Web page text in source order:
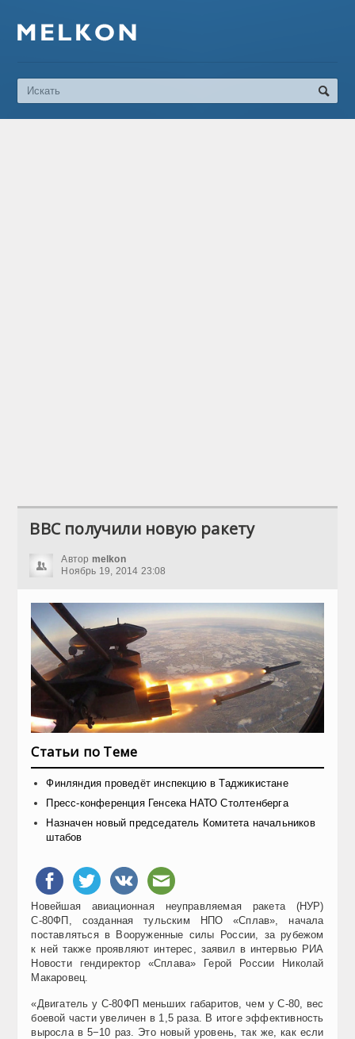
ВВС получили новую ракету
Автор melkon
Ноябрь 19, 2014 23:08
Статьи по Теме
Финляндия проведёт инспекцию в Таджикистане
Пресс-конференция Генсека НАТО Столтенберга
Назначен новый председатель Комитета начальников
штабов
Новейшая авиационная неуправляемая ракета (НУР)
С-80ФП, созданная тульским НПО «Сплав», начала
поставляться в Вооруженные силы России, за рубежом
к ней также проявляют интерес, заявил в интервью РИА
Новости гендиректор «Сплава» Герой России Николай
Макаровец.
«Двигатель у С-80ФП меньших габаритов, чем у С-80, вес
боевой части увеличен в 1,5 раза. В итоге эффективность
выросла в 5−10 раз. Это новый уровень, так же, как если